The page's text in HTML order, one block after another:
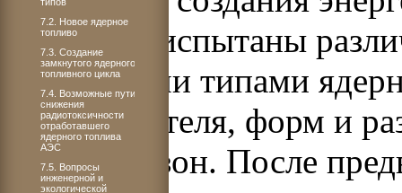
были уже испытаны
различными типами
теплоносителя, форм и
активных зон. После
7.2. Новое ядерное
топливо
7.3. Создание
замкнутого ядерного
топливного цикла
7.4. Возможные пути
снижения
радиотоксичности
отработавшего
ядерного топлива
АЭС
7.5. Вопросы
инженерной и
экологической